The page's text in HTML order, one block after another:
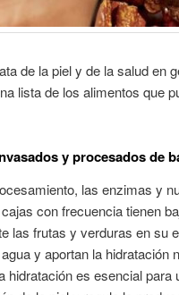
de la piel y de la salud en
lista de los alimentos que
y procesados de
las enzimas y
con frecuencia tienen
las frutas y verduras en su
y aportan la hidratación
hidratación es esencial para